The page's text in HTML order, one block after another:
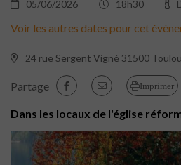
05/06/2026 18h30
Voir les autres dates pour cet
24 rue Sergent Vigné 31500
Partage Imprimer
Dans les locaux de l'église